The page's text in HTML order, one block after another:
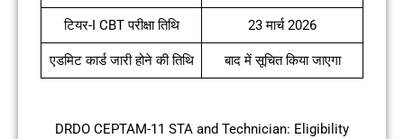
टियर-I CBT परीक्षा तिथि 23 मार्च 2026
एडमिट कार्ड जारी होने की तिथि बाद में सूचित किया जाएगा
DRDO CEPTAM-11 STA and Technician: Eligibility